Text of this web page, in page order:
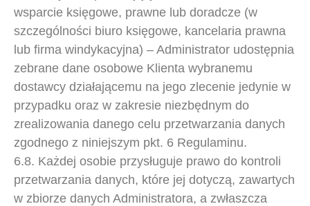
wsparcie księgowe, prawne lub doradcze (w
szczególności biuro księgowe, kancelaria prawna
lub firma windykacyjna) – Administrator udostępnia
zebrane dane osobowe Klienta wybranemu
dostawcy działającemu na jego zlecenie jedynie w
przypadku oraz w zakresie niezbędnym do
zrealizowania danego celu przetwarzania danych
zgodnego z niniejszym pkt. 6 Regulaminu.
6.8. Każdej osobie przysługuje prawo do kontroli
przetwarzania danych, które jej dotyczą, zawartych
w zbiorze danych Administratora, a zwłaszcza